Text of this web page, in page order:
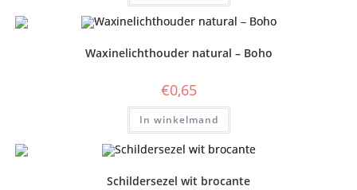
Waxinelichthouder natural – Boho
€0,65
In winkelmand
Schildersezel wit brocante